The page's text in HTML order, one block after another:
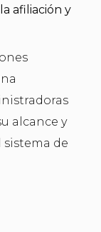
afiliación y
alcance y
de